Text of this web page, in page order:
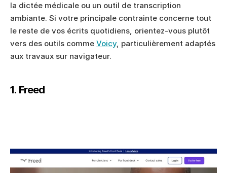
la dictée médicale ou un outil de transcription
ambiante. Si votre principale contrainte concerne tout
le reste de vos écrits quotidiens, orientez-vous plutôt
vers des outils comme Voicy, particulièrement adaptés
aux travaux sur navigateur.
1. Freed